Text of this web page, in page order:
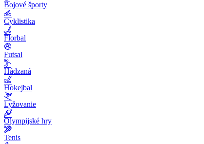
Bojové športy
Cyklistika
Florbal
Futsal
Hádzaná
Hokejbal
Lyžovanie
Olympijské hry
Tenis